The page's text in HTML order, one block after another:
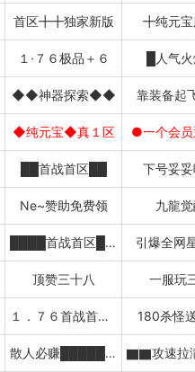
首区╋╋独家新版 ╋纯元
１·７６极品＋６ █人气
◆◆神器探索◆◆ 靠装备起
◆纯元宝◆真１区 ●一个会
██首战首区██ 下号妥
Ne~赞助免费领 九龍
████首战首区████ 引爆全网
顶赞三十八 一服玩
１．７６首战首区刚开１秒███ 180杀怪
散人必赚█████████